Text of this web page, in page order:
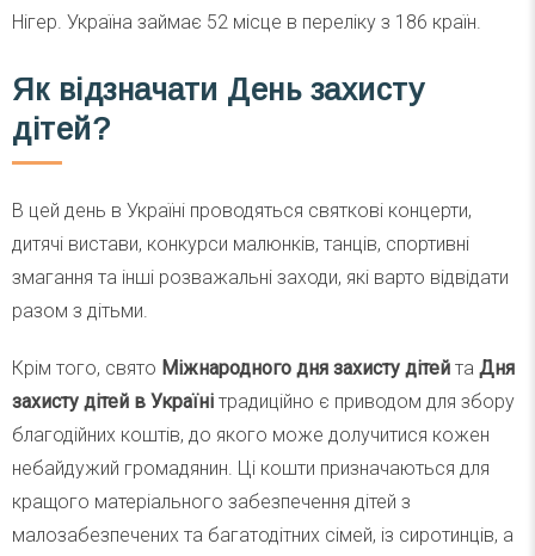
Нігер. Україна займає 52 місце в переліку з 186 країн.
Як відзначати День захисту
дітей?
В цей день в Україні проводяться святкові концерти,
дитячі вистави, конкурси малюнків, танців, спортивні
змагання та інші розважальні заходи, які варто відвідати
разом з дітьми.
Крім того, свято Міжнародного дня захисту дітей та Дня
захисту дітей в Україні традиційно є приводом для збору
благодійних коштів, до якого може долучитися кожен
небайдужий громадянин. Ці кошти призначаються для
кращого матеріального забезпечення дітей з
малозабезпечених та багатодітних сімей, із сиротинців, а